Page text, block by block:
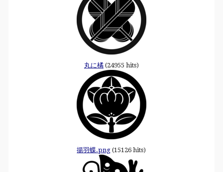
丸に橘(24955 hits)
揚羽蝶.png (15126 hits)